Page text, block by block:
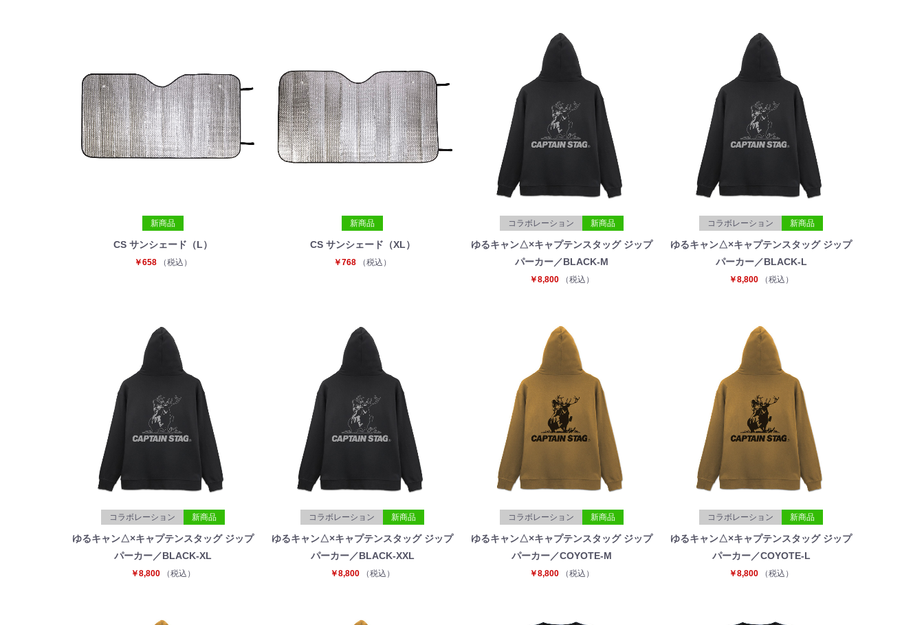
新商品
CS サンシェード（L）
￥658 （税込）
新商品
CS サンシェード（XL）
￥768 （税込）
コラボレーション 新商品
ゆるキャン△×キャプテンスタッグ ジップ
パーカー／BLACK-M
￥8,800 （税込）
コラボレーション 新商品
ゆるキャン△×キャプテンスタッグ ジップ
パーカー／BLACK-L
￥8,800 （税込）
コラボレーション 新商品
ゆるキャン△×キャプテンスタッグ ジップ
パーカー／BLACK-XL
￥8,800 （税込）
コラボレーション 新商品
ゆるキャン△×キャプテンスタッグ ジップ
パーカー／BLACK-XXL
￥8,800 （税込）
コラボレーション 新商品
ゆるキャン△×キャプテンスタッグ ジップ
パーカー／COYOTE-M
￥8,800 （税込）
コラボレーション 新商品
ゆるキャン△×キャプテンスタッグ ジップ
パーカー／COYOTE-L
￥8,800 （税込）